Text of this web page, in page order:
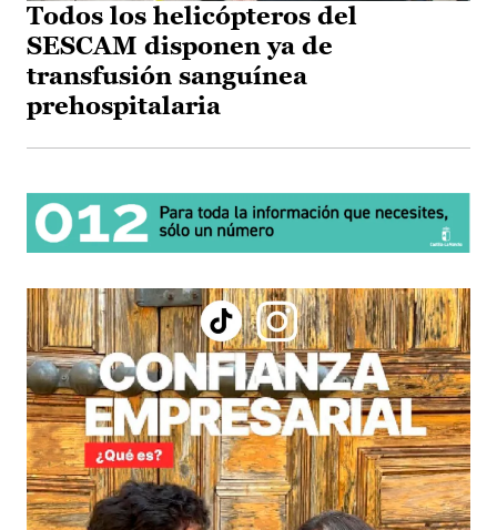
Todos los helicópteros del
SESCAM disponen ya de
transfusión sanguínea
prehospitalaria